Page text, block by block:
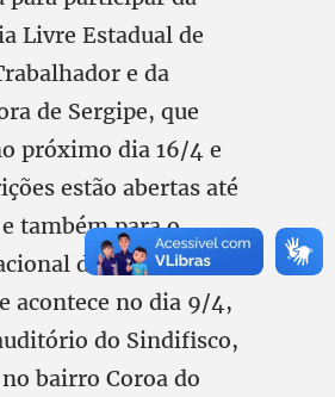
Livre Estadual de
e da
de Sergipe, que
próximo dia 16/4 e
estão abertas até
também para o
de Debates do
acontece no dia 9/4,
do Sindifisco,
bairro Coroa do